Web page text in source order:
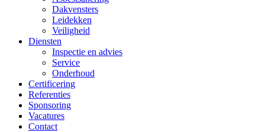
Dakvensters
Leidekken
Veiligheid
Diensten
Inspectie en advies
Service
Onderhoud
Certificering
Referenties
Sponsoring
Vacatures
Contact